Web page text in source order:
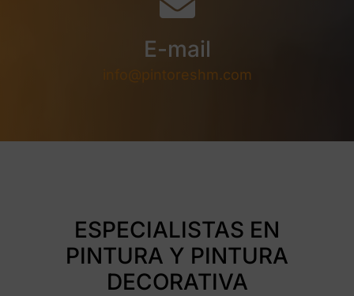
E-mail
info@pintoreshm.com
ESPECIALISTAS EN
PINTURA Y PINTURA
DECORATIVA